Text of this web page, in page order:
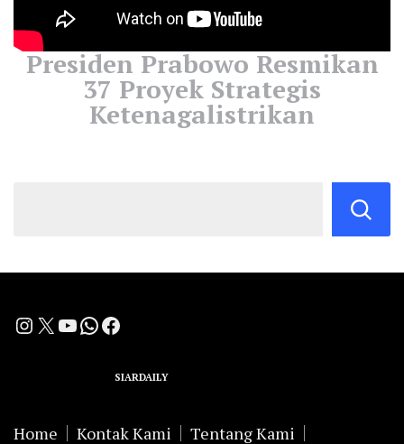
Presiden Prabowo Resmikan
37 Proyek Strategis
Ketenagalistrikan
Instagram
X YouTube
WhatsApp
Facebook
SIARDAILY
Home Kontak Kami Tentang Kami